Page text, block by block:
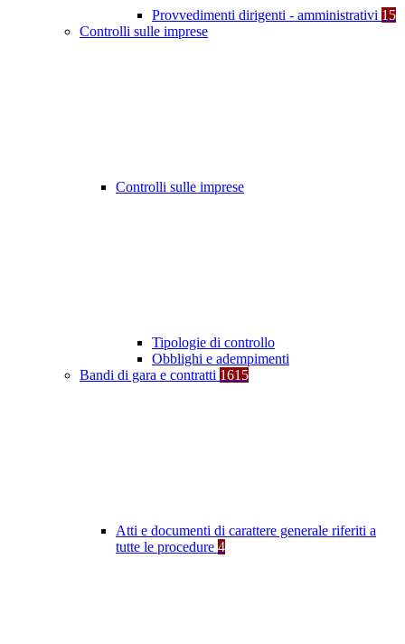
Provvedimenti dirigenti - amministrativi 15
Controlli sulle imprese
Controlli sulle imprese
Tipologie di controllo
Obblighi e adempimenti
Bandi di gara e contratti 1615
Atti e documenti di carattere generale riferiti a
tutte le procedure 4